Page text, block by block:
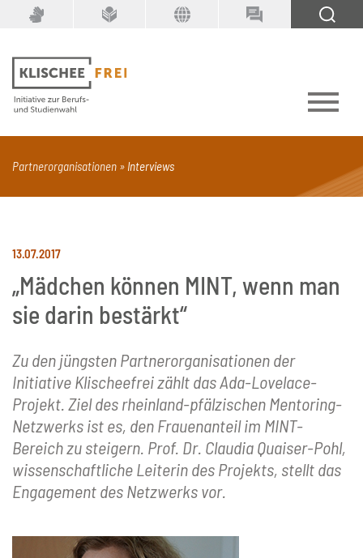
Suchbegriff
PDF Seite mit Video Alle Dokumenttypen
Partnerorganisationen Interviews
13.07.2017
„Mädchen können MINT, wenn man
sie darin bestärkt“
Zu den jüngsten Partnerorganisationen der
Initiative Klischeefrei zählt das Ada-Lovelace-
Projekt. Ziel des rheinland-pfälzischen Mentoring-
Netzwerks ist es, den Frauenanteil im MINT-
Bereich zu steigern. Prof. Dr. Claudia Quaiser-Pohl,
wissenschaftliche Leiterin des Projekts, stellt das
Engagement des Netzwerks vor.